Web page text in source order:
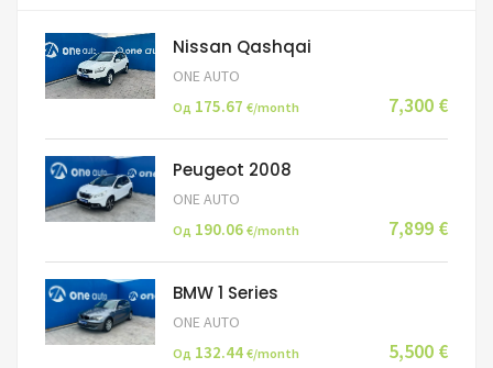
Nissan Qashqai
ONE AUTO
Од 175.67 €/month 7,300 €
Peugeot 2008
ONE AUTO
Од 190.06 €/month 7,899 €
BMW 1 Series
ONE AUTO
Од 132.44 €/month 5,500 €